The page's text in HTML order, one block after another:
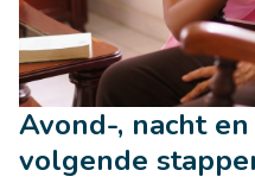
Avond-, nacht
volgende